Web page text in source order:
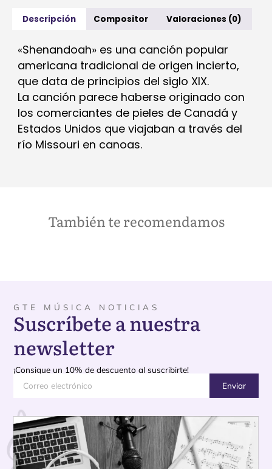
Descripción Compositor Valoraciones (0)
«Shenandoah» es una canción popular
americana tradicional de origen incierto,
que data de principios del siglo XIX.
La canción parece haberse originado con
los comerciantes de pieles de Canadá y
Estados Unidos que viajaban a través del
río Missouri en canoas.
También te recomendamos
GTE MÚSICA NOTICIAS
Suscríbete a nuestra
newsletter
¡Consigue un 10% de descuento al suscribirte!
Enviar